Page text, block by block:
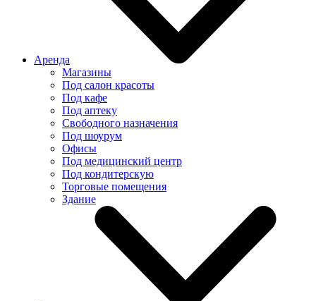
Аренда
Магазины
Под салон красоты
Под кафе
Под аптеку
Свободного назначения
Под шоурум
Офисы
Под медицинский центр
Под кондитерскую
Торговые помещения
Здание